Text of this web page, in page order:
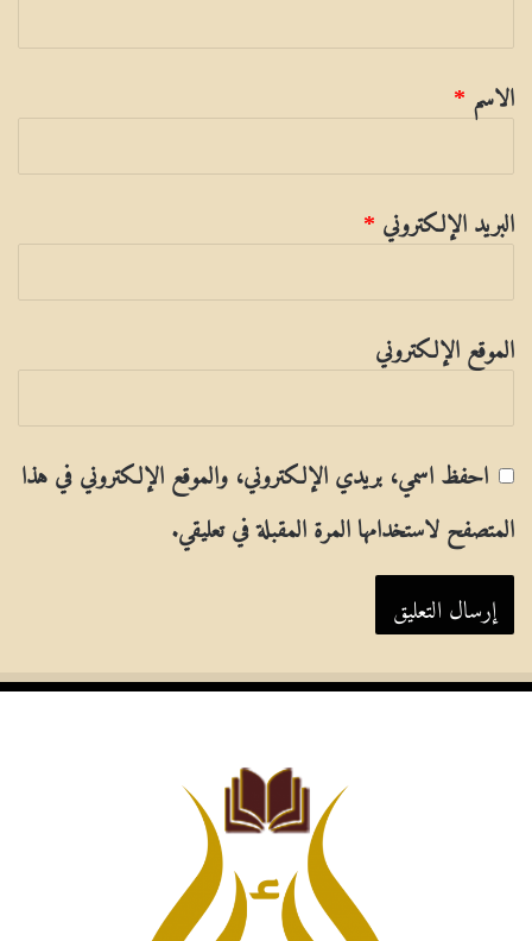
الاسم*
البريد الإلكتروني*
الموقع الإلكتروني
احفظ اسمي، بريدي الإلكتروني، والموقع الإلكتروني في هذا
المتصفح لاستخدامها المرة المقبلة في تعليقي.